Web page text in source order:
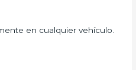
en cualquier vehículo.